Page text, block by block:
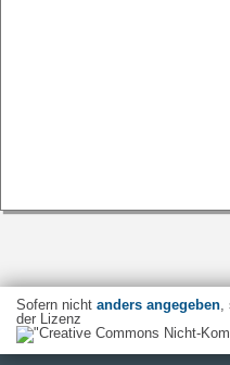
Sofern nicht anders angegeben,
der Lizenz